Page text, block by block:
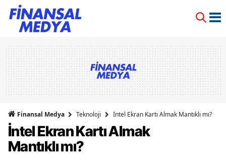
Finansal Medya Teknoloji İntel Ekran Kartı Almak Mantıklı mı?
İntel Ekran Kartı Almak
Mantıklı mı?